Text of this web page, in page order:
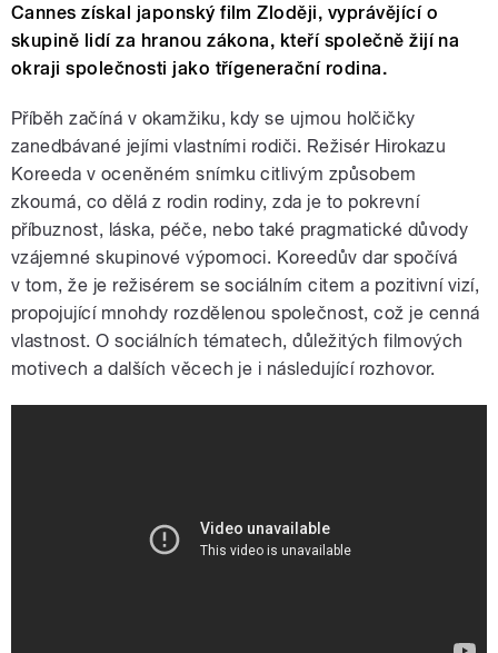
Cannes získal japonský film Zloději, vyprávějící o
skupině lidí za hranou zákona, kteří společně žijí na
okraji společnosti jako třígenerační rodina.
Příběh začíná v okamžiku, kdy se ujmou holčičky
zanedbávané jejími vlastními rodiči. Režisér Hirokazu
Koreeda v oceněném snímku citlivým způsobem
zkoumá, co dělá z rodin rodiny, zda je to pokrevní
příbuznost, láska, péče, nebo také pragmatické důvody
vzájemné skupinové výpomoci. Koreedův dar spočívá
v tom, že je režisérem se sociálním citem a pozitivní vizí,
propojující mnohdy rozdělenou společnost, což je cenná
vlastnost. O sociálních tématech, důležitých filmových
motivech a dalších věcech je i následující rozhovor.